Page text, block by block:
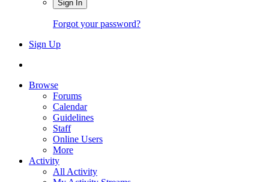
Sign In
Forgot your password?
Sign Up
Browse
Forums
Calendar
Guidelines
Staff
Online Users
More
Activity
All Activity